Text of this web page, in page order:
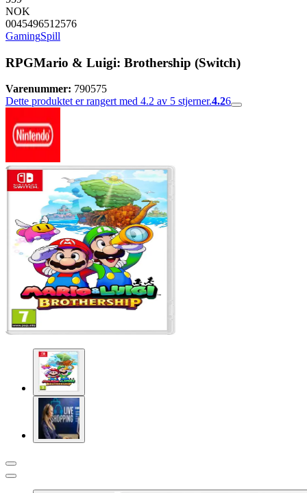
NOK
0045496512576
GamingSpill
RPGMario & Luigi: Brothership (Switch)
Varenummer: 790575
Dette produktet er rangert med 4.2 av 5 stjerner.4.26